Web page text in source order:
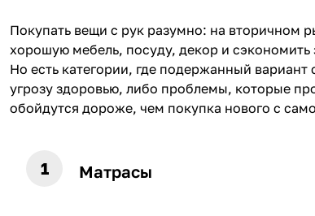
Покупать вещи с рук разумно: на вторичном
хорошую мебель, посуду, декор и сэкономить
Но есть категории, где подержанный вариант
угрозу здоровью, либо проблемы, которые
обойдутся дороже, чем покупка нового с
Матрасы